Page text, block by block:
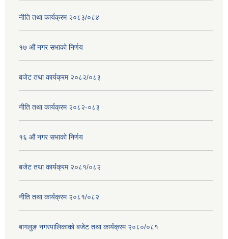
नीति तथा कार्यक्रम २०८३/०८४
१७ ‌‍औं नगर सभाकाे निर्णय
बजेट तथा कार्यक्रम २०८२/०८३
नीति तथा कार्यक्रम २०८२-०८३
१६ ‌औं नगर सभाकाे निर्णय
बजेट तथा कार्यक्रम २०८१/०८२
नीति तथा कार्यक्रम २०८१/०८२
बागलुङ नगरपालिकाको बजेट तथा कार्यक्रम २०८०/०८१